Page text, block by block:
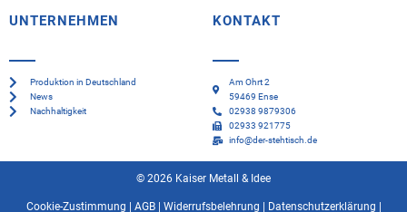
UNTERNEHMEN
Produktion in Deutschland
News
Nachhaltigkeit
KONTAKT
Am Ohrt 2
59469 Ense
02938 9879306
02933 921775
info@der-stehtisch.de
© 2026 Kaiser Metall & Idee
Cookie-Zustimmung | AGB| Widerrufsbelehrung | Datenschutzerklärung |